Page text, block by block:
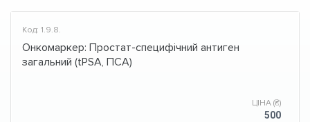
Код: 1.9.8.
Онкомаркер: Простат-специфічний антиген
загальний (tPSA, ПСА)
ЦІНА (₴)
500